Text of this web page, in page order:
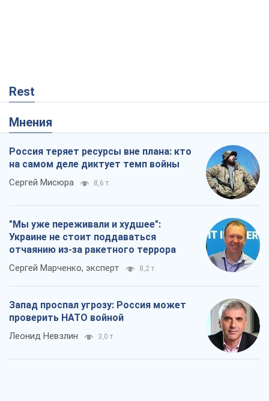
Rest
Мнения
Россия теряет ресурсы вне плана: кто
на самом деле диктует темп войны
Сергей Мисюра 8,6 т.
"Мы уже переживали и худшее":
Украине не стоит поддаваться
отчаянию из-за ракетного террора
Сергей Марченко, эксперт 8,2 т.
Запад проспал угрозу: Россия может
проверить НАТО войной
Леонид Невзлин 3,0 т.